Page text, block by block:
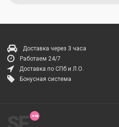
Доставка через 3 часа
Работаем 24/7
Доставка по СПб и Л.О.
Бонусная система